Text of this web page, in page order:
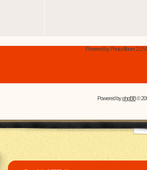
Powered by Photo Album
Powered byphpBB©